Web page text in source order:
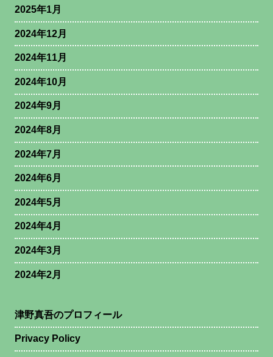
2025年1月
2024年12月
2024年11月
2024年10月
2024年9月
2024年8月
2024年7月
2024年6月
2024年5月
2024年4月
2024年3月
2024年2月
津野真吾のプロフィール
Privacy Policy